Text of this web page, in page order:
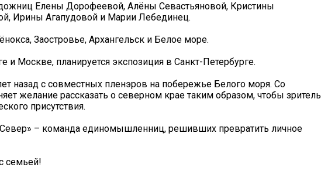
Елены Дорофеевой, Алёны Севастьяновой, Кристины
Ирины Агапудовой и Марии Лебединец.
Заостровье, Архангельск и Белое море.
Москве, планируется экспозиция в Санкт-Петербурге.
назад с совместных пленэров на побережье Белого моря. Со
желание рассказать о северном крае таким образом, чтобы зритель
присутствия.
– команда единомышленниц, решивших превратить личное
семьей!